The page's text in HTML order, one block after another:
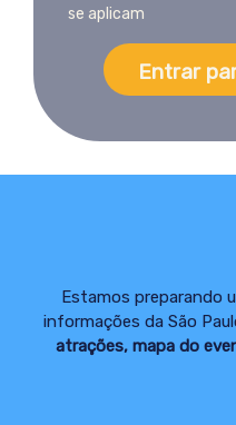
se aplicam
Entrar
Estamos preparando
informações da São
atrações, mapa do